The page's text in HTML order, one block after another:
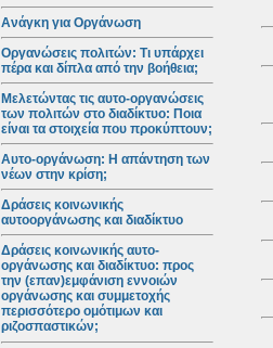
Ανάγκη για Οργάνωση
Οργανώσεις πολιτών: Τι υπάρχει
πέρα και δίπλα από την βοήθεια;
Μελετώντας τις αυτο-οργανώσεις
των πολιτών στο διαδίκτυο: Ποια
είναι τα στοιχεία που προκύπτουν;
Αυτο-οργάνωση: Η απάντηση των
νέων στην κρίση;
Δράσεις κοινωνικής
αυτοοργάνωσης και διαδίκτυο
Δράσεις κοινωνικής αυτο-
οργάνωσης και διαδίκτυο: προς
την (επαν)εμφάνιση εννοιών
οργάνωσης και συμμετοχής
περισσότερο ομότιμων και
ριζοσπαστικών;